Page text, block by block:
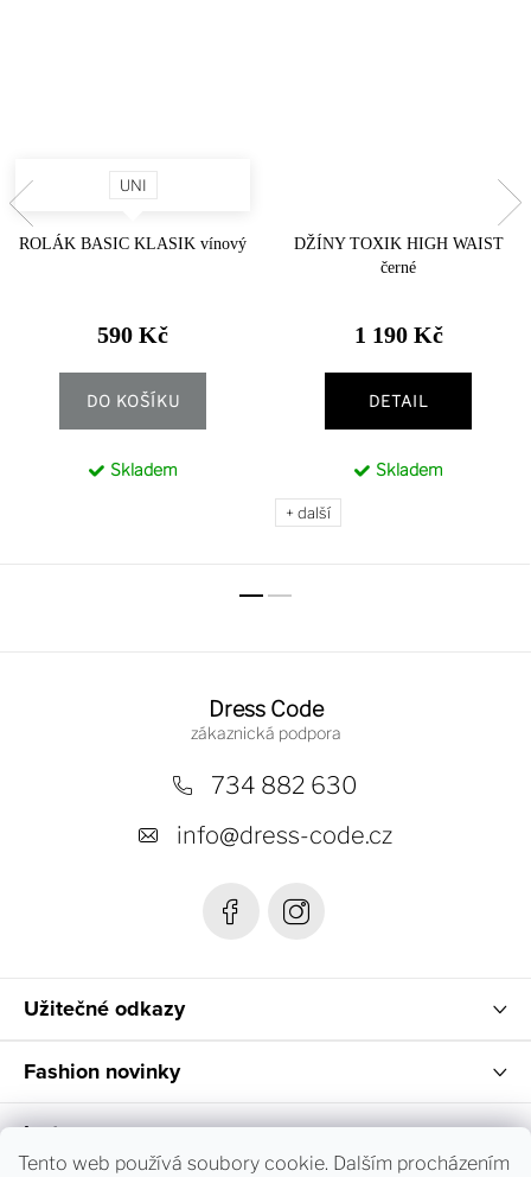
Tento web používá soubory cookie. Dalším procházením
ROLÁK BASIC KLASIK vínový
590 Kč
DO KOŠÍKU
UNI
Skladem
DŽÍNY TOXIK HIGH WAIST
černé
1 190 Kč
DETAIL
Skladem
+ další
Dress Code
734 882 630
info@dress-code.cz
Užitečné odkazy
Fashion novinky
Instagram